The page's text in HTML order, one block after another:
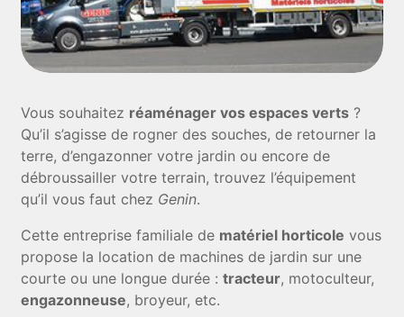
Vous souhaitez réaménager vos espaces verts ?
Qu’il s’agisse de rogner des souches, de retourner la
terre, d’engazonner votre jardin ou encore de
débroussailler votre terrain, trouvez l’équipement
qu’il vous faut chez Genin.
Cette entreprise familiale de matériel horticole vous
propose la location de machines de jardin sur une
courte ou une longue durée :tracteur, motoculteur,
engazonneuse, broyeur, etc.